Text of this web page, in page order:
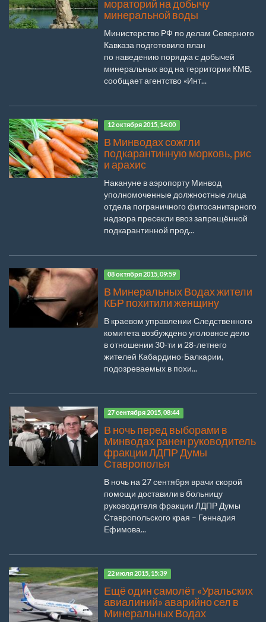
мораторий на добычу
минеральной воды
Министерство РФ по делам Северного
Кавказа подготовило план
по наведению порядка с добычей
минеральных вод на территории КМВ,
сообщает агентство «Инт...
12 октября 2015, 14:00
В Минводах сожгли
подкарантинную морковь, рис
и арахис
Накануне в аэропорту Минвод
уполномоченные должностные лица
отдела пограничного фитосанитарного
надзора пресекли ввоз запрещённой
подкарантинной прод...
08 октября 2015, 09:59
В Минеральных Водах жители
КБР похитили женщину
В краевом управлении Следственного
комитета возбуждено уголовное дело
в отношении 30-ти и 28-летнего
жителей Кабардино-Балкарии,
подозреваемых в похи...
27 сентября 2015, 08:44
В ночь перед выборами в
Минводах ранен руководитель
фракции ЛДПР Думы
Ставрополья
В ночь на 27 сентября врачи скорой
помощи доставили в больницу
руководителя фракции ЛДПР Думы
Ставропольского края – Геннадия
Ефимова...
22 июля 2015, 15:39
Ещё один самолёт «Уральских
авиалиний» аварийно сел в
Минеральных Водах